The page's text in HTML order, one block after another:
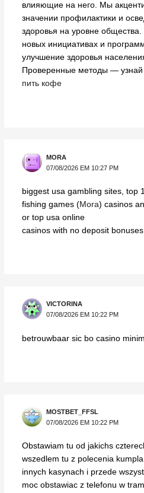
влияющие на него. Мы
значении профилактики и
здоровья на уровне общества.
новых инициативах и
улучшение здоровья
Проверенные методы — узнай
пить кофе
MORA
07/08/2026 EM 10:27 PM
biggest usa gambling sites, top
fishing games (Mora) casinos
or top usa online
casinos with no deposit bonuses
VICTORINA
07/08/2026 EM 10:22 PM
betrouwbaar sic bo casino
MOSTBET_FFSL
07/08/2026 EM 10:22 PM
Obstawiam tu od jakichs
wszedlem tu z polecenia
innych kasynach i przede
moc obstawiac z telefonu w